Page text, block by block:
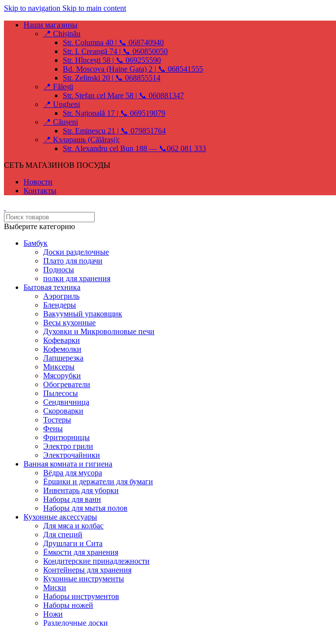
Skip to navigation Skip to main content
Наши магазины
📍 Chișinău
Str. Columna 40 | 📞 068740940
Str. I. Creangă 74 | 📞 060850050
Str. Hîncești 58 | 📞 069255590
Bd. Moscova (Haine Gata) 2 | 📞 068541555
Str. Zelinski 20 | 📞 068855514
📍 Fălești
Str. Ștefan cel Mare 58 | 📞 060881347
📍 Ungheni
Str. Națională 17 | 📞 069519079
📍 Căușeni
Str. Eminescu 21 | 📞 079851764
📍 Кэларашь (Călărași):
Str. Alexandru cel Bun 188 — 📞062 081 333
СЕТЬ МАГАЗИНОВ ПОСУДЫ
Новости
Контакты
Выберите категорию
Бамбук
Доски разделочные
Плато для подачи
Подносы
полки для хранения
Бытовая техника
Аэрогриль
Блендеры
Вакуумный упаковщик
Весы кухонные
Духовки и Микроволновые печи
Кофеварки
Кофемолки
Лапшерезка
Миксеры
Мясорубки
Обогреватели
Пылесосы
Сендвичница
Скороварки
Тостеры
Фены
Фритюрницы
Электро грили
Электрочайники
Ванная комната и гигиена
Вёдра для мусора
Ёршики и держатели для бумаги
Инвентарь для уборки
Наборы для ванн
Наборы для мытья полов
Кухонные аксессуары
Для мяса и колбас
Для специй
Друшлаги и Сита
Ёмкости для хранения
Кондитерские принадлежности
Контейнеры для хранения
Кухонные инструменты
Миски
Наборы инструментов
Наборы ножей
Ножи
Разделочные доски